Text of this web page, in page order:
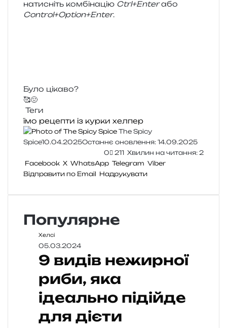
нати­сніть ком­бі­на­цію Ctrl+Enterабо
Control+Option+Enter.
Було цікаво?
🥰🤢
Теги
їмо рецепти із курки хелпер
The Spicy
Spice10.04.2025Останнє оновлення: 14.09.2025
0
211 Хвилин на читання: 2
Facebook X WhatsApp Telegram Viber
Відправити по Email Надрукувати
Популярне
Хелсі
05.03.2024
9 видів нежирної
риби, яка
ідеально підійде
для дієти